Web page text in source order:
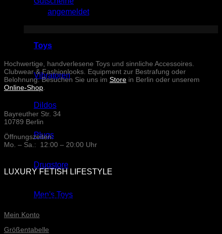
Toys
Vibratoren
Dildos
Plugs
Drugstore
Men's Toys
angemeldetsein, um einen Kommentar
Hochwertige, handverlesene Toys und sinnliche Accessoires.
Clubwear & Fashionlooks. Equipment zur Bestrafung oder
Belohnung. Besuchen Sie uns im Store in Berlin oder unserem
Online-Shop
Bayreuther Str. 34
10789 Berlin
Öffnungszeiten:
Mo. – Sa.: 12:00 – 20:00 Uhr
LUXURY FETISH LIFESTYLE
ONLINE-SERVICE
Mein Konto
Größentabelle